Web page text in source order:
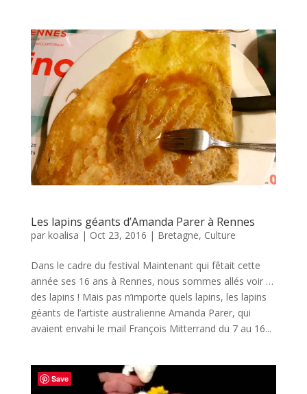
Les lapins géants d’Amanda Parer à Rennes
par koalisa | Oct 23, 2016 | Bretagne, Culture
Dans le cadre du festival Maintenant qui fêtait cette
année ses 16 ans à Rennes, nous sommes allés voir …
des lapins ! Mais pas n’importe quels lapins, les lapins
géants de l’artiste australienne Amanda Parer, qui
avaient envahi le mail François Mitterrand du 7 au 16...
Save